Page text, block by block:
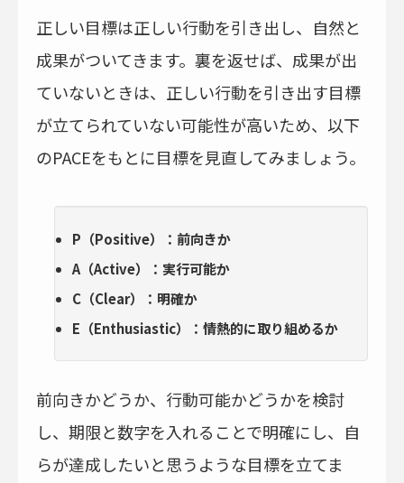
正しい目標は正しい行動を引き出し、自然と
成果がついてきます。裏を返せば、成果が出
ていないときは、正しい行動を引き出す目標
が立てられていない可能性が高いため、以下
のPACEをもとに目標を見直してみましょう。
P（Positive）：前向きか
A（Active）：実行可能か
C（Clear）：明確か
E（Enthusiastic）：情熱的に取り組めるか
前向きかどうか、行動可能かどうかを検討
し、期限と数字を入れることで明確にし、自
らが達成したいと思うような目標を立てま